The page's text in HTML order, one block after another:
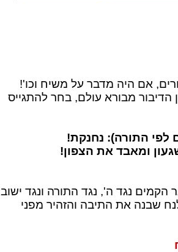
אם היה מדבר על משיח וכו'!
הדיבור מבורא עולם, בחר להתגייס
לפי התורה): נחנקת!
ומאבד את הצפון!
הקמים נגד ה', נגד התורה ונגד ישוב
שבנה את התיבה והזהיר מפני